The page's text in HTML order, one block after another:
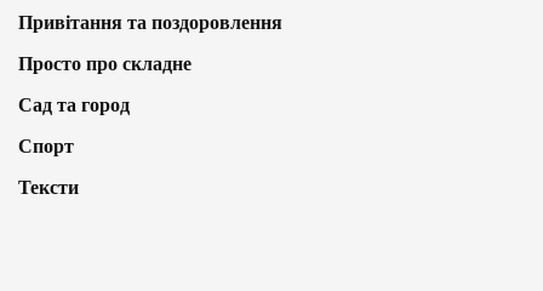
Привітання та поздоровлення
Просто про складне
Сад та город
Спорт
Тексти